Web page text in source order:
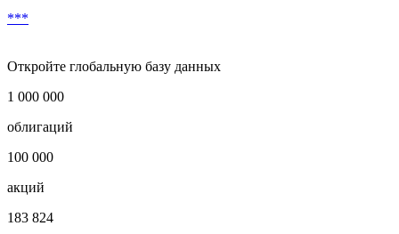
***
Откройте глобальную базу данных
1 000 000
облигаций
100 000
акций
183 824